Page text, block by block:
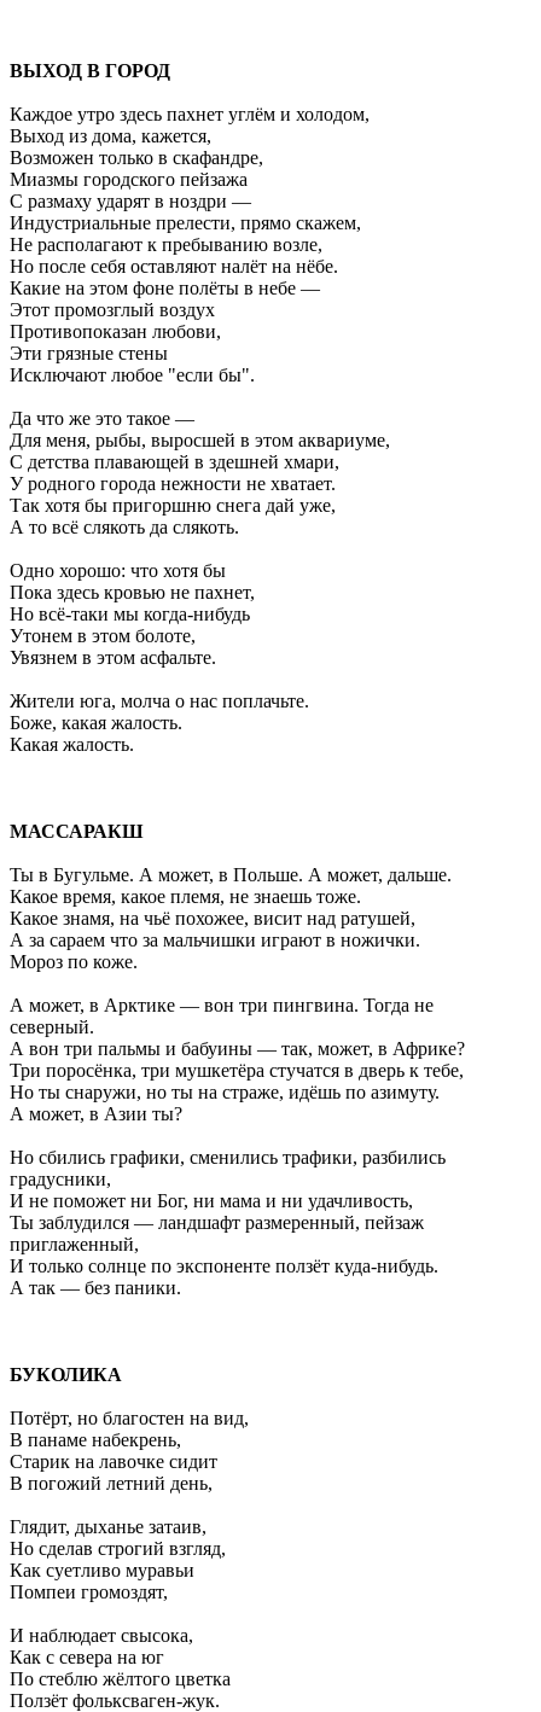
ВЫХОД В ГОРОД
Каждое утро здесь пахнет углём и холодом,
Выход из дома, кажется,
Возможен только в скафандре,
Миазмы городского пейзажа
С размаху ударят в ноздри —
Индустриальные прелести, прямо скажем,
Не располагают к пребыванию возле,
Но после себя оставляют налёт на нёбе.
Какие на этом фоне полёты в небе —
Этот промозглый воздух
Противопоказан любови,
Эти грязные стены
Исключают любое "если бы".
Да что же это такое —
Для меня, рыбы, выросшей в этом аквариуме,
С детства плавающей в здешней хмари,
У родного города нежности не хватает.
Так хотя бы пригоршню снега дай уже,
А то всё слякоть да слякоть.
Одно хорошо: что хотя бы
Пока здесь кровью не пахнет,
Но всё-таки мы когда-нибудь
Утонем в этом болоте,
Увязнем в этом асфальте.
Жители юга, молча о нас поплачьте.
Боже, какая жалость.
Какая жалость.
МАССАРАКШ
Ты в Бугульме. А может, в Польше. А может, дальше.
Какое время, какое племя, не знаешь тоже.
Какое знамя, на чьё похожее, висит над ратушей,
А за сараем что за мальчишки играют в ножички.
Мороз по коже.
А может, в Арктике — вон три пингвина. Тогда не
северный.
А вон три пальмы и бабуины — так, может, в Африке?
Три поросёнка, три мушкетёра стучатся в дверь к тебе,
Но ты снаружи, но ты на страже, идёшь по азимуту.
А может, в Азии ты?
Но сбились графики, сменились трафики, разбились
градусники,
И не поможет ни Бог, ни мама и ни удачливость,
Ты заблудился — ландшафт размеренный, пейзаж
приглаженный,
И только солнце по экспоненте ползёт куда-нибудь.
А так — без паники.
БУКОЛИКА
Потёрт, но благостен на вид,
В панаме набекрень,
Старик на лавочке сидит
В погожий летний день,
Глядит, дыханье затаив,
Но сделав строгий взгляд,
Как суетливо муравьи
Помпеи громоздят,
И наблюдает свысока,
Как с севера на юг
По стеблю жёлтого цветка
Ползёт фольксваген-жук.